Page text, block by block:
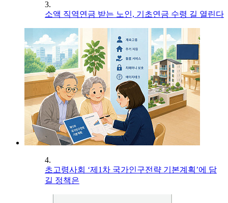
3.
소액 직역연금 받는 노인, 기초연금 수령 길 열린다
4.
초고령사회 ‘제1차 국가인구전략 기본계획’에 담
길 정책은